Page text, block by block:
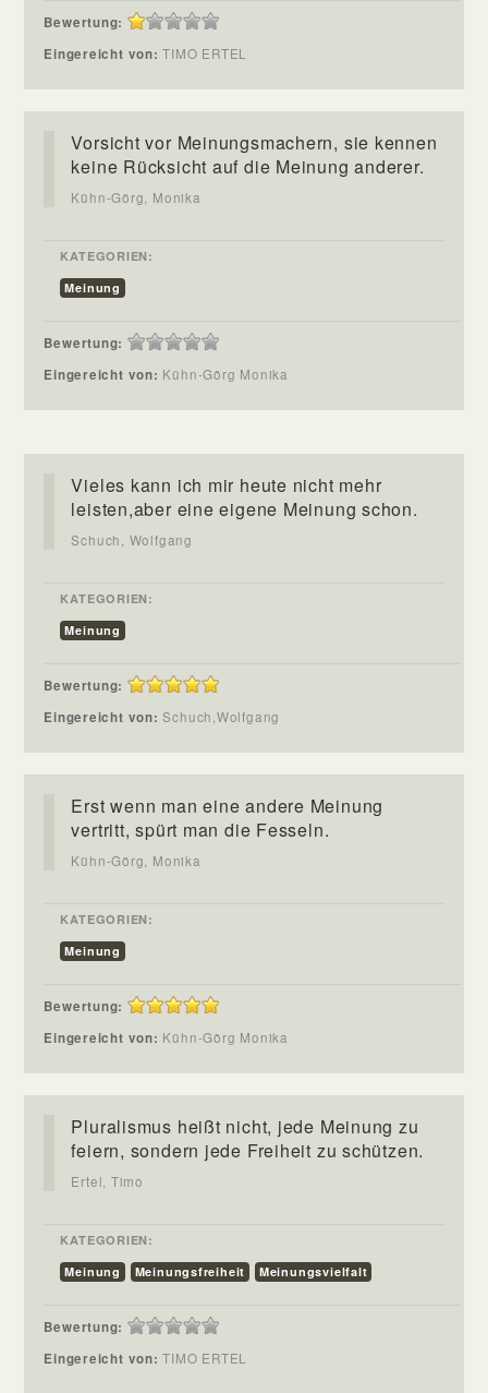
Bewertung:
Eingereicht von:TIMO ERTEL
Vorsicht vor Meinungsmachern, sie kennen
keine Rücksicht auf die Meinung anderer.
Kühn-Görg, Monika
KATEGORIEN:
Meinung
Bewertung:
Eingereicht von: Kühn-Görg Monika
Vieles kann ich mir heute nicht mehr
leisten,aber eine eigene Meinung schon.
Schuch, Wolfgang
KATEGORIEN:
Meinung
Bewertung:
Eingereicht von:Schuch,Wolfgang
Erst wenn man eine andere Meinung
vertritt, spürt man die Fesseln.
Kühn-Görg, Monika
KATEGORIEN:
Meinung
Bewertung:
Eingereicht von: Kühn-Görg Monika
Pluralismus heißt nicht, jede Meinung zu
feiern, sondern jede Freiheit zu schützen.
Ertel, Timo
KATEGORIEN:
Meinung
Meinungsfreiheit Meinungsvielfalt
Bewertung:
Eingereicht von:TIMO ERTEL